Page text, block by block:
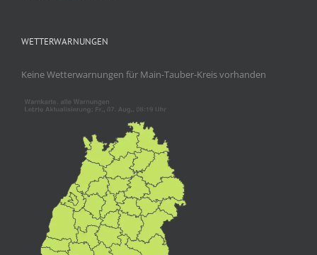
WETTERWARNUNGEN
Keine Wetterwarnungen für Main-Tauber-Kreis vorhanden